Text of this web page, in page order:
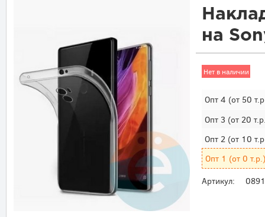
на
Нет в наличии
Опт 4 (от 50
Опт 3 (от 20
Опт 2(от 10
Опт 1 (от 0 т.р.)
Артикул: